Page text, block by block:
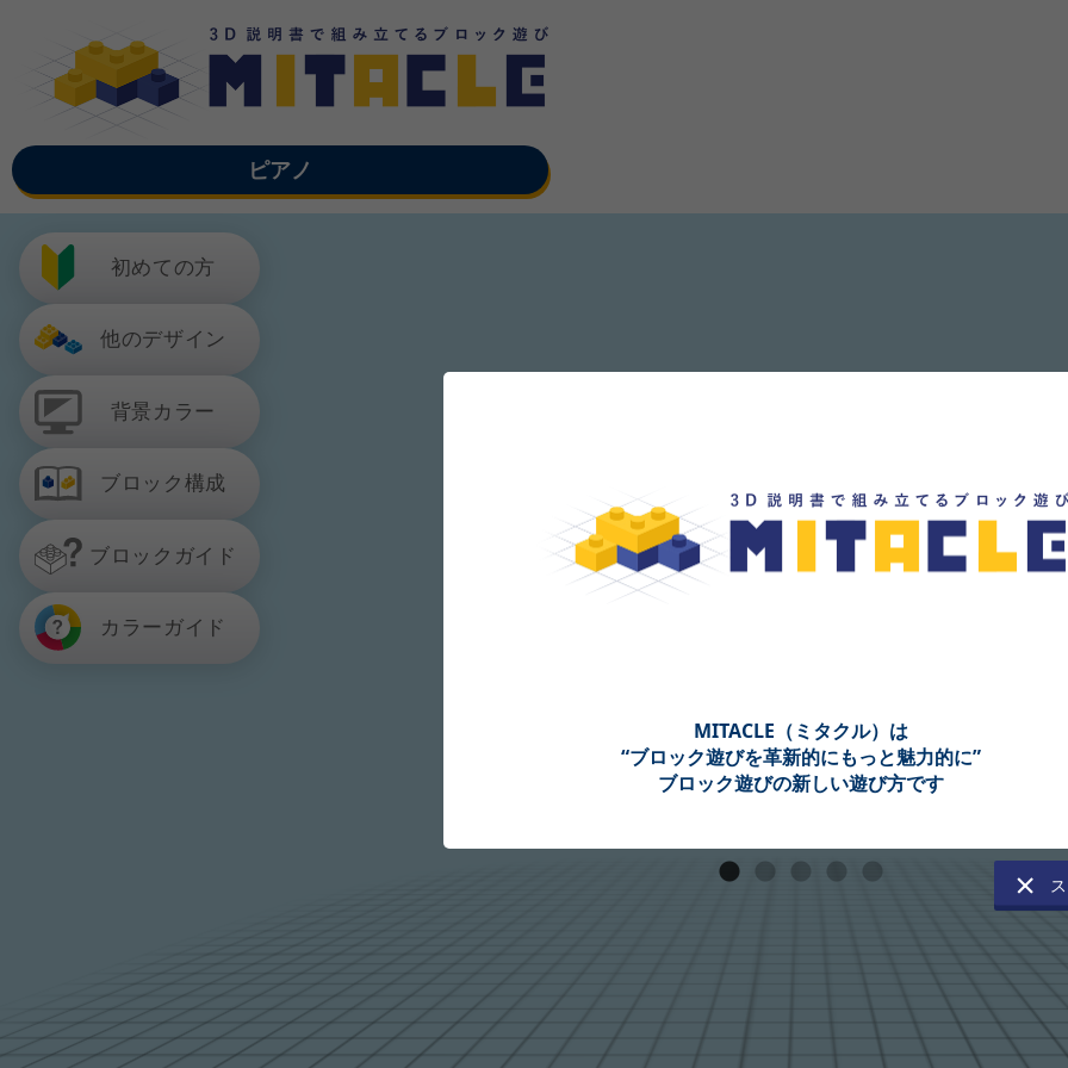
ピアノ
MITACLE（ミタクル）は
“ブロック遊びを革新的にもっと魅力的に”
ブロック遊びの新しい遊び方です
初めての方
他のデザイン
背景カラー
ブロック構成
ブロックガイド
カラーガイド